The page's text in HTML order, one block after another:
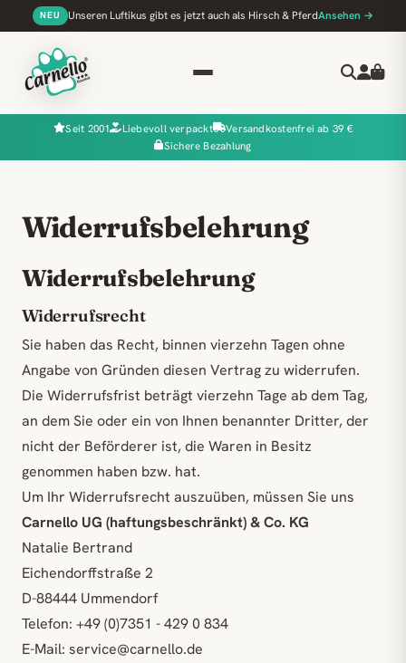
NEU Unseren Luftikus gibt es jetzt auch als Hirsch & PferdAnsehen →
Seit 2001 Liebevoll verpackt
Versandkostenfrei ab 39 €
Sichere Bezahlung
Widerrufsbelehrung
Widerrufsbelehrung
Widerrufsrecht
Sie haben das Recht, binnen vierzehn Tagen ohne
Angabe von Gründen diesen Vertrag zu widerrufen.
Die Widerrufsfrist beträgt vierzehn Tage ab dem Tag,
an dem Sie oder ein von Ihnen benannter Dritter, der
nicht der Beförderer ist, die Waren in Besitz
genommen haben bzw. hat.
Um Ihr Widerrufsrecht auszuüben, müssen Sie uns
Carnello UG (haftungsbeschränkt) & Co. KG
Natalie Bertrand
Eichendorffstraße 2
D-88444 Ummendorf
Telefon: +49 (0)7351 - 429 0 834
E-Mail: service@carnello.de